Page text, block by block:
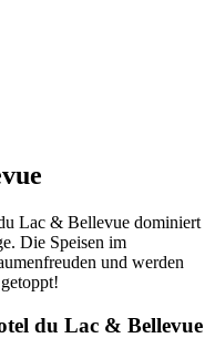
Lac & Bellevue dominiert
Die Speisen im
und werden
du Lac & Bellevue